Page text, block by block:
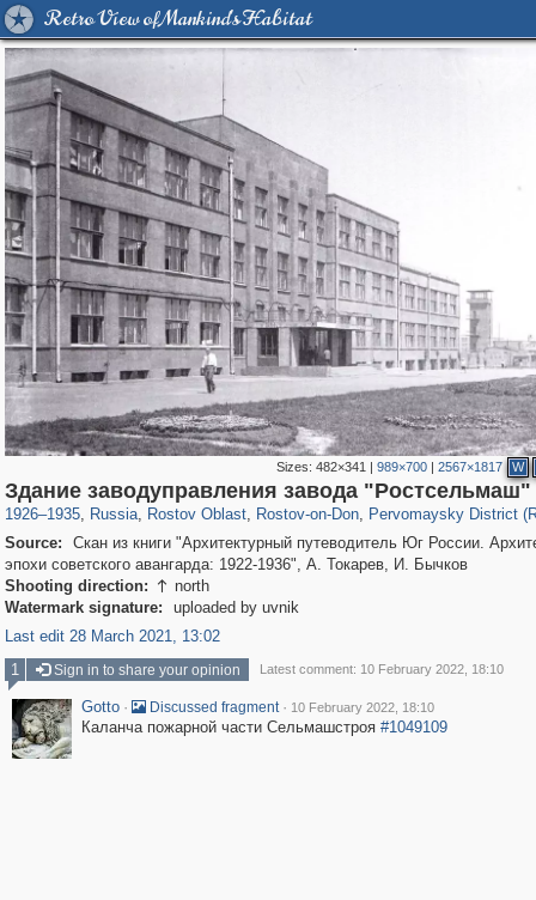
Retro View of Mankind's Habitat
Sizes: 482×341 | 989×700 | 2567×1817 W
Здание заводуправления завода "Ростсельмаш"
1926–1935, Russia
1,406,519 29,243
, Rostov Oblast
31,024 475
, Rostov-on-Don
15,479 153
, Pervomaysky District
826 4
Source:
Скан из книги "Архитектурный путеводитель Юг России.
эпохи советского авангарда: 1922-1936", А. Токарев, И. Бычков
Shooting direction:  north
Watermark signature:
uploaded by uvnik
Last edit 28 March 2021, 13:02
1
Sign in to share your opinion Latest comment: 10 February 2022, 18:10
Gotto · Discussed fragment · 10 February 2022, 18:10
Каланча пожарной части Сельмашстроя #1049109